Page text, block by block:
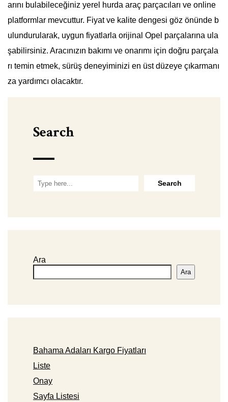
arını bulabileceğiniz yerel hurda araç parçacıları ve online
platformlar mevcuttur. Fiyat ve kalite dengesi göz önünde b
ulundurularak, uygun fiyatlarla orijinal Opel parçalarına ula
şabilirsiniz. Aracınızın bakımı ve onarımı için doğru parçala
rı temin etmek, sürüş deneyiminizi en üst düzeye çıkarmanı
za yardımcı olacaktır.
Search
Ara
Ara
Bahama Adaları Kargo Fiyatları
Liste
Onay
Sayfa Listesi